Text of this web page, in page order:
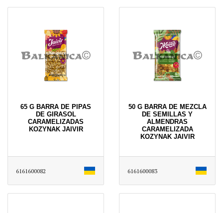
65 G BARRA DE PIPAS
DE GIRASOL
CARAMELIZADAS
KOZYNAK JAIVIR
6161600082
50 G BARRA DE MEZCLA
DE SEMILLAS Y
ALMENDRAS
CARAMELIZADA
KOZYNAK JAIVIR
6161600083